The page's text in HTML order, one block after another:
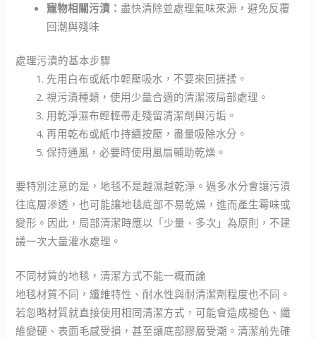
寵物相關污漬：盡快清除並處理氣味來源，避免反覆
回潮與殘味
處理污漬的基本步驟
先用白布或紙巾輕壓吸水，不要來回搓揉。
視污漬種類，使用少量合適的清潔液局部處理。
用乾淨濕布輕輕帶走殘留清潔劑與污垢。
再用乾布或紙巾持續按壓，盡量吸除水分。
保持通風，必要時使用風扇輔助乾燥。
要特別注意的是，地毯不是越濕越乾淨。過多水分會讓污漬
往底層滲透，也可能讓地毯底部不易乾燥，進而產生霉味或
變形。因此，局部清潔時應以「少量、多次」為原則，不建
議一次大量灌水處理。
不同材質的地毯，清潔方式不能一概而論
地毯材質不同，纖維特性、耐水性與耐清潔劑程度也不同。
若忽略材質就直接使用相同清潔方式，可能會造成褪色、纖
維變硬、表面毛感受損，甚至讓底部膠層受潮。清潔前先確